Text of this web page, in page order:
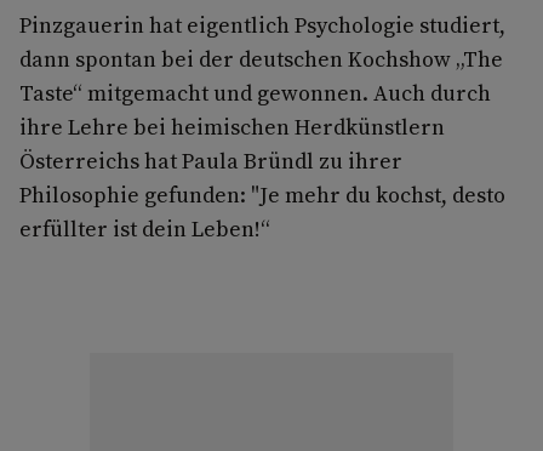
Pinzgauerin hat eigentlich Psychologie studiert,
dann spontan bei der deutschen Kochshow „The
Taste“ mitgemacht und gewonnen. Auch durch
ihre Lehre bei heimischen Herdkünstlern
Österreichs hat Paula Bründl zu ihrer
Philosophie gefunden: "Je mehr du kochst, desto
erfüllter ist dein Leben!“